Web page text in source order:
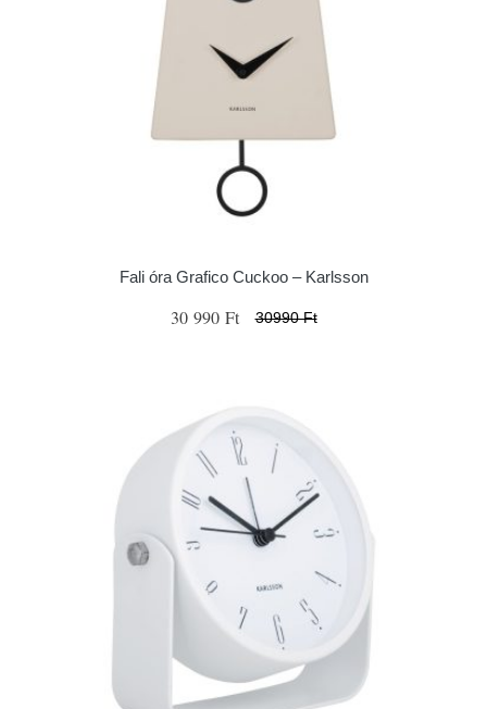
Fali óra Grafico Cuckoo – Karlsson
30 990 Ft 30990 Ft